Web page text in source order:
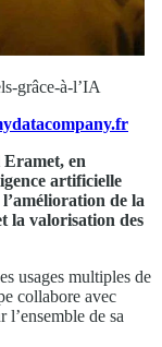
grâce-à-l’IA
en
artificielle
de la
la valorisation des
usages multiples de
collabore avec
de sa